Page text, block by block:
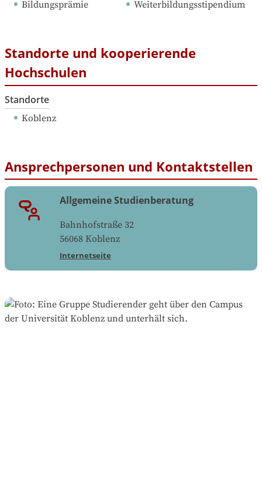
Bildungsprämie
Weiterbildungsstipendium
Standorte und kooperierende
Hochschulen
Standorte
Koblenz
Ansprechpersonen und Kontaktstellen
Allgemeine Studienberatung
Bahnhofstraße 32
56068 Koblenz
Internetseite